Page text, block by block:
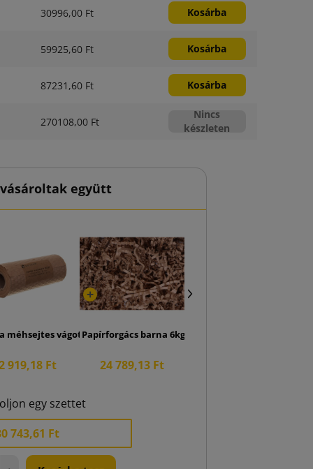
30996,00 Ft Kosárba
59925,60 Ft Kosárba
87231,60 Ft Kosárba
270108,00 Ft
Nincs
készleten
együtt
nyitható doboz
méhsejtes vágott papír csomagoláshoz 20cm x 25mb
919,18 Ft
Papírforgács barna 6kg
24 789,13 Ft
egy szettet
743,61 Ft